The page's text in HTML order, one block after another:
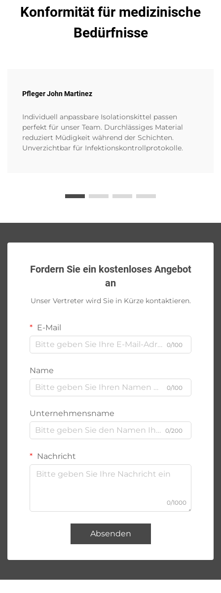
Konformität für medizinische
Bedürfnisse
Pfleger John Martinez
Individuell anpassbare Isolationskittel passen
perfekt für unser Team. Durchlässiges Material
reduziert Müdigkeit während der Schichten.
Unverzichtbar für Infektionskontrollprotokolle.
Fordern Sie ein kostenloses Angebot
an
Unser Vertreter wird Sie in Kürze kontaktieren.
E-Mail
0/100
Name
0/100
Unternehmensname
0/200
Nachricht
0/1000
Absenden